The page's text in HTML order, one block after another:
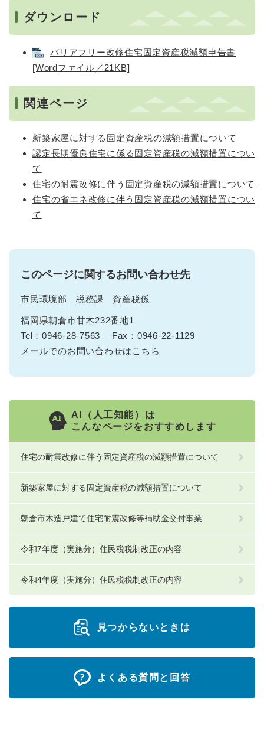
ダウンロード
バリアフリー改修住宅固定資産税減額申告書
[Wordファイル／21KB]
関連ページ
新築家屋に対する固定資産税の減額措置について
認定長期優良住宅に係る固定資産税の減額措置につい
て
住宅の耐震改修に伴う固定資産税の減額措置について
住宅の省エネ改修に伴う固定資産税の減額措置につい
て
このページに関するお問い合わせ先
市民環境部 税務課 資産税係
福岡県朝倉市甘木232番地1
Tel：0946-28-7563
Fax：0946-22-1129
メールでのお問い合わせはこちら
AI（人工知能）は
こんなページをおすすめします
住宅の耐震改修に伴う固定資産税の減額措置について
新築家屋に対する固定資産税の減額措置について
朝倉市木造戸建て住宅耐震改修等補助金交付事業
令和7年度（実施分）住民税税制改正の内容
令和4年度（実施分）住民税税制改正の内容
見つからないときは
よくある質問と回答